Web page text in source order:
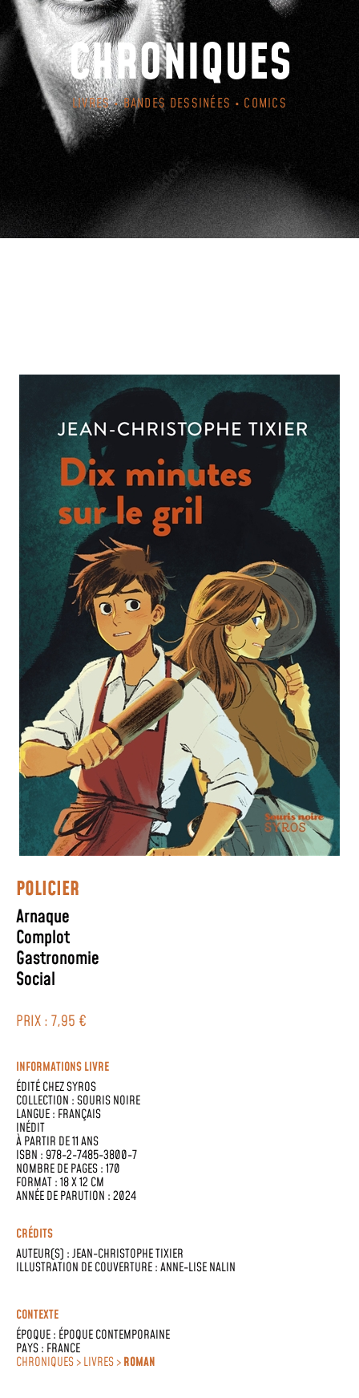
CHRONIQUES
LIVRES • BANDES DESSINÉES • COMICS
POLICIER
Arnaque
Complot
Gastronomie
Social
PRIX : 7,95 €
INFORMATIONS LIVRE
ÉDITÉ CHEZSYROS
COLLECTION :SOURIS NOIRE
LANGUE : FRANÇAIS
INÉDIT
À PARTIR DE 11 ANS
ISBN : 978-2-7485-3800-7
NOMBRE DE PAGES : 170
FORMAT : 18 X 12 CM
ANNÉE DE PARUTION : 2024
CRÉDITS
AUTEUR(S) :JEAN-CHRISTOPHE TIXIER
ILLUSTRATION DE COUVERTURE : ANNE-LISE NALIN
CONTEXTE
ÉPOQUE : ÉPOQUE CONTEMPORAINE
PAYS : FRANCE
CHRONIQUES > LIVRES >ROMAN